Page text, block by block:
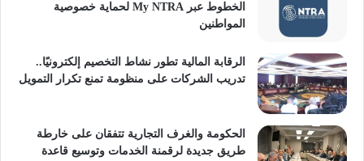
الخطوط عبر My NTRA لحماية خصوصية
المواطنين
الرقابة المالية تطور نشاط التخصيم إلكترونيًا..
تدريب الشركات على منظومة تمنع تكرار التمويل
الحكومة والغرف التجارية تتفقان على خارطة
طريق جديدة لرقمنة الخدمات وتوسيع قاعدة